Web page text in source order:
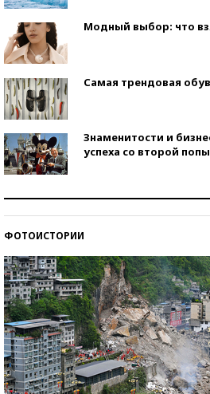
Модный выбор: что
Самая трендовая
Знаменитости и
успеха со второй
ФОТОИСТОРИИ